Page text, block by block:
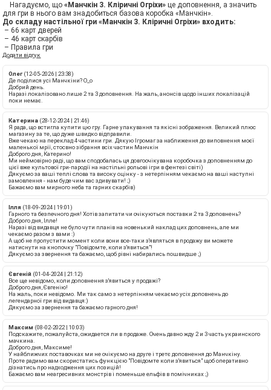
Нагадуємо, що«Манчкін 3. Кліричні Огріхи» це доповнення, а значить
для гри в нього вам знадобиться базова коробка «Манчкін».
До складу настільної гри «Манчкін 3. Кліричні Огріхи» входить:
– 66 карт дверей
– 46 карт скарбів
– Правила гри
Додати відгук
Олег (12-05-2026 | 23:38)
Де поділися усі Манчкіни? О_о
Добрий день.
Наразі локалізовано лише 2 та 3 доповнення. На жаль, анонсів щодо інших локалізацій
поки немає.
Катерина (28-12-2024 | 21:46)
Я рада, що встигла купити цю гру. Гарне упакування та якісні зображення. Великий плюс
магазину за те, що дуже швидко відправили.
Вже чекаю на переклад 4 частини гри. Дякую Ігромаг за наближення до виповнення моєї
маленької мрії, стосвно зібрання всіх частин Манчкін
Доброго дня, Катерино!
Ми неймовірно раді, що вам сподобалась ця довгоочікувана коробочка з доповненням до
цієї вже культової гри-пародії на настільні рольові ігри в фентезі світі)
Дякуємо за ваші теплі слова та високу оцінку - з нетерпінням чекаємо на ваші наступні
замовлення - нам буде чим вас здивувати! ;)
Бажаємо вам мирного неба та гарних скарбів)
Ілля (18-09-2024 | 19:01)
Гарного та безпечного дня! Хотів запитати чи очікуються поставки 2 та 3 доповнень?
Доброго дня, Ілле!
Наразі від видавця не було чути планів на новенький наклад цих доповнень, але ми
чекаємо разом з вами :)
А щоб не пропустити момент коли вони все-таки з'являться в продажу ви можете
натиснути на кнопочку "Повідомте, коли з'явиться"!
Дякуємо за звернення та бажаємо, щоб рівні набирались пошвидше ;)
Євгеній (01-04-2024 | 21:12)
Все ще невідомо, коли доповнення з'явиться у продажі?
Доброго дня, Євгенію!
На жаль, поки невідомо. Ми так само з нетерпінням чекаємо усіх доповнень до
легендарної гри від видавця:)
Дякуємо за звернення та бажаємо гарного дня!
Максим (08-02-2022 | 10:03)
Подскажите, пожалуйста, ожидается ли в продаже. Очень давно жду 2 и 3 часть украинского
мачкина.
Доброго дня, Максиме!
У найближчих поставочках ми не очікуємо на друге і третє доповнення до Манчкіну.
Проте радимо вам скористатись функцією "Повідомте коли з'явиться" щоб оперативно
дізнатись про надходження цих позицій!
Бажаємо вам неагресивних монстрів і поменьше ельфів в помічниках ;)